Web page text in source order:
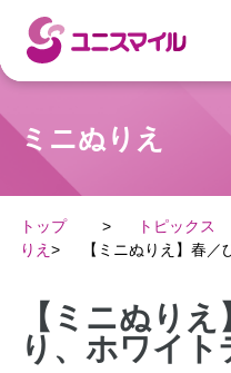
ミニぬりえ
トップ トピックス
りえ
【ミニぬりえ】春
【ミニぬり
り、ホワイト